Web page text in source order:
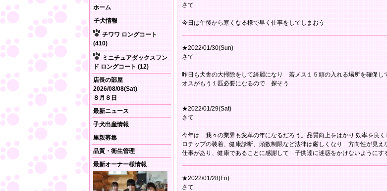
ホーム
子犬情報
チワワ ロングコート
(410)
ミニチュアダックスフン
ド ロングコート (12)
店長の部屋
2026/08/08(Sat)
８月８日
最新ニュース
子犬出産情報
里親募集
品質・衛生管理
最新オーナー様情報
さて
今日は午後から寒くなる様で早く仕事をしてしまおう
★2022/01/30(Sun)
さて
昨日も犬舎の大掃除をして綺麗になり 若メス１５頭の入れる場所を確保
オスがもう１匹必要になるので 探そう
★2022/01/29(Sat)
さて
今年は 我々の業界も変革の年になるだろう。品質向上をはかり 効率を良
ロチップの装着、健康診断、頭数制限など法律は厳しくなり 方向性が見え
仕事があり、健康であることに感謝して 子供達に迷惑をかけないようにす
★2022/01/28(Fri)
さて